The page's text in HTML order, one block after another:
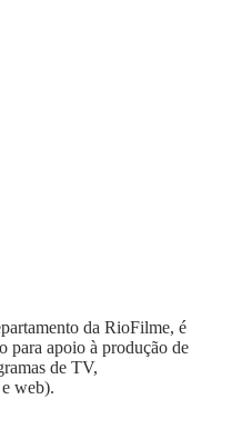
da RioFilme, é
para apoio à produção de
de TV,
web).